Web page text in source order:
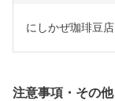
にしかぜ珈琲豆店
注意事項・その他